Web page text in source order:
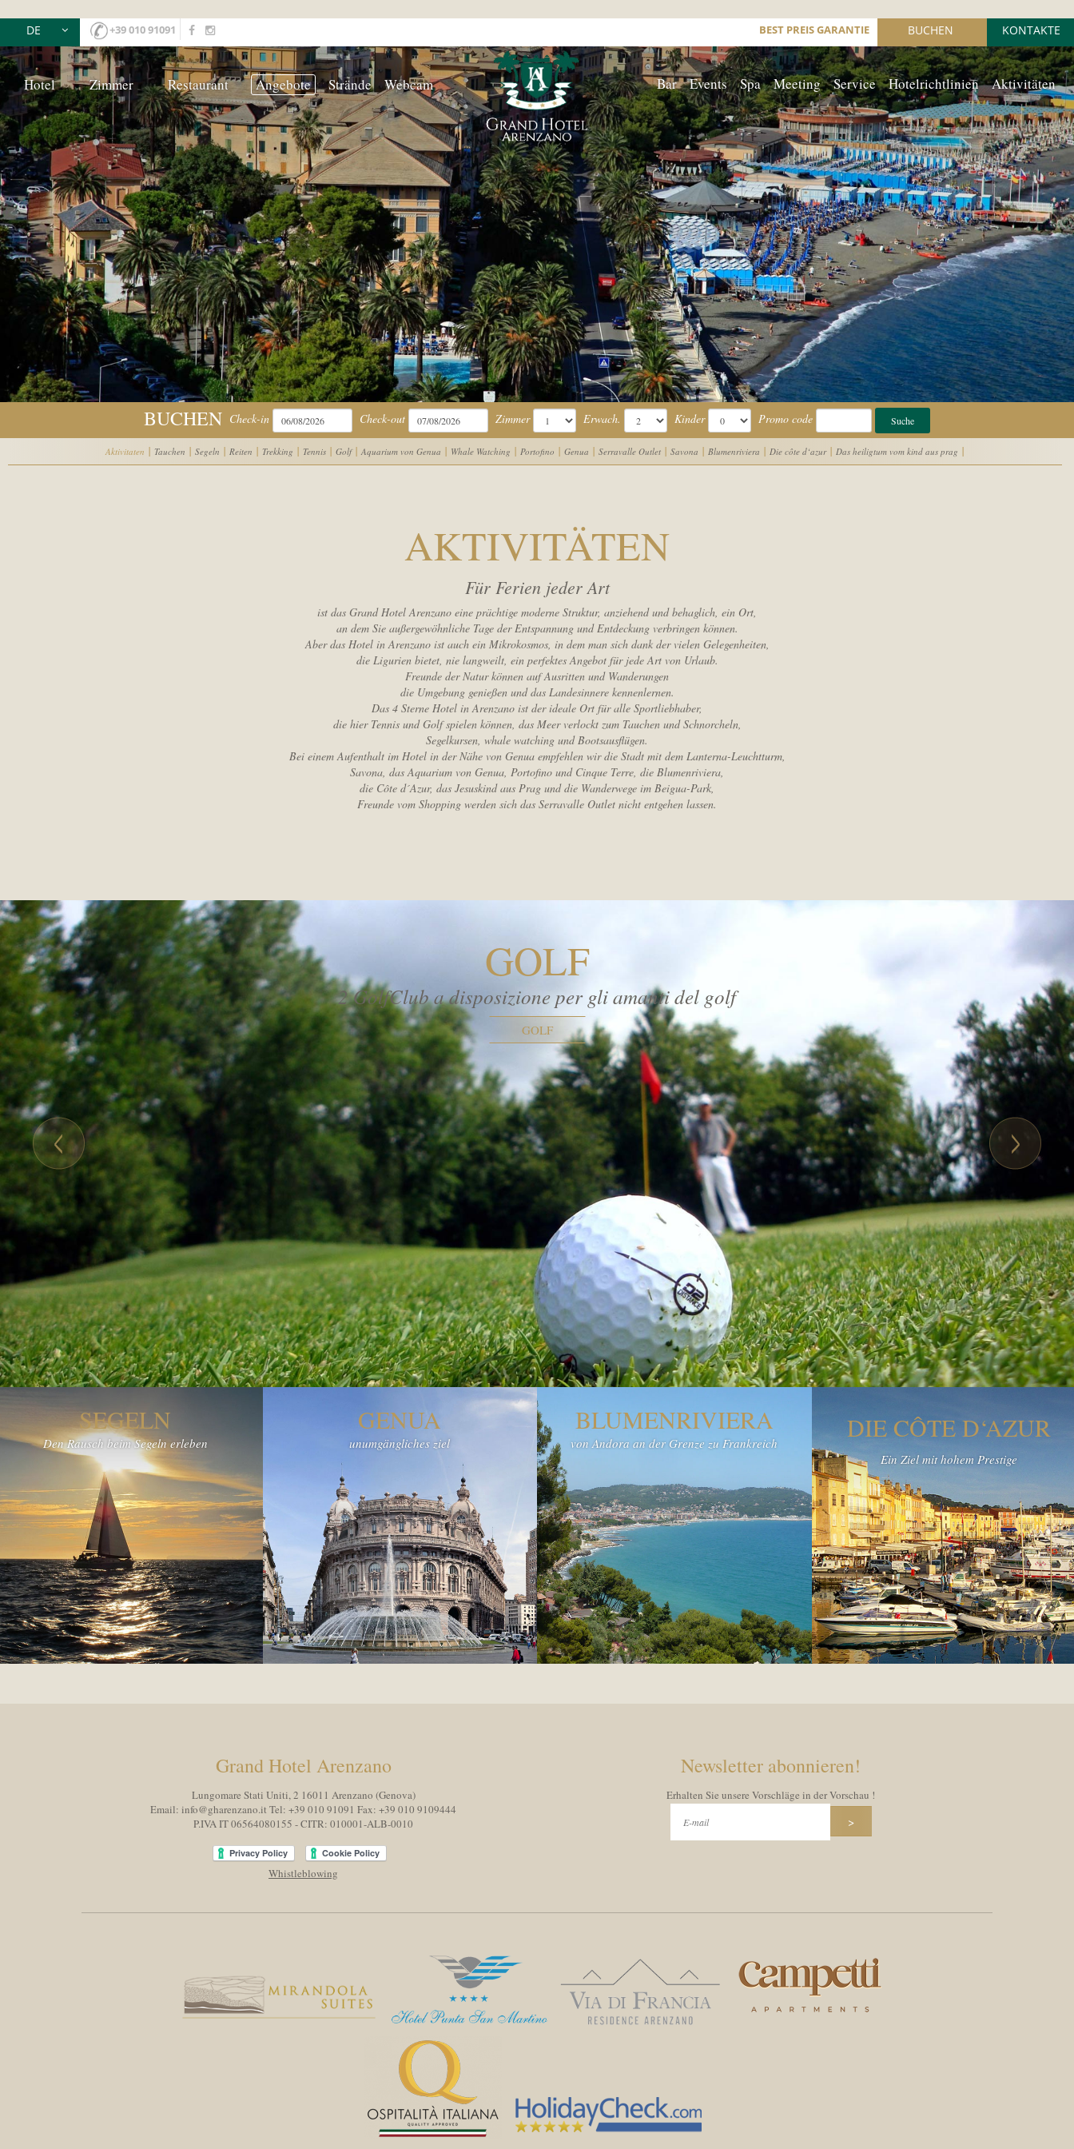
DE
IT
EN
FR
RU
+39 010 91091 BEST PREIS GARANTIE BUCHEN KONTAKTE
Hotel Zimmer Restaurant Angebote Strände Webcam Bar Events Spa Meeting Service Hotelrichtlinien Aktivitäten
BUCHEN Check-in Check-out Zimmer Erwach. Kinder Promo code
Aktivitaten | Tauchen | Segeln | Reiten | Trekking | Tennis | Golf | Aquarium von Genua | Whale Watching | Portofino | Genua | Serravalle Outlet | Savona | Blumenriviera | Die côte d‘azur | Das heiligtum vom kind aus prag |
AKTIVITÄTEN
Für Ferien jeder Art
ist das Grand Hotel Arenzano eine prächtige moderne Struktur, anziehend und behaglich, ein Ort,
an dem Sie außergewöhnliche Tage der Entspannung und Entdeckung verbringen können.
Aber das Hotel in Arenzano ist auch ein Mikrokosmos, in dem man sich dank der vielen Gelegenheiten,
die Ligurien bietet, nie langweilt, ein perfektes Angebot für jede Art von Urlaub.
Freunde der Natur können auf Ausritten und Wanderungen
die Umgebung genießen und das Landesinnere kennenlernen.
Das 4 Sterne Hotel in Arenzano ist der ideale Ort für alle Sportliebhaber,
die hier Tennis und Golf spielen können, das Meer verlockt zum Tauchen und Schnorcheln,
Segelkursen, whale watching und Bootsausflügen.
Bei einem Aufenthalt im Hotel in der Nähe von Genua empfehlen wir die Stadt mit dem Lanterna-Leuchtturm,
Savona, das Aquarium von Genua, Portofino und Cinque Terre, die Blumenriviera,
die Côte d´Azur, das Jesuskind aus Prag und die Wanderwege im Beigua-Park,
Freunde vom Shopping werden sich das Serravalle Outlet nicht entgehen lassen.
GOLF
2 GolfClub a disposizione per gli amanti del golf
GOLF
SEGELN
Den Rausch beim Segeln erleben
GENUA
unumgängliches ziel
BLUMENRIVIERA
von Andora an der Grenze zu Frankreich DIE CÔTE D‘AZUR
Ein Ziel mit hohem Prestige
Grand Hotel Arenzano
Lungomare Stati Uniti, 2 16011 Arenzano (Genova)
Email: info@gharenzano.it Tel: +39 010 91091 Fax: +39 010 9109444
P.IVA IT 06564080155 - CITR: 010001-ALB-0010
Whistleblowing
Newsletter abonnieren!
Erhalten Sie unsere Vorschläge in der Vorschau !
>